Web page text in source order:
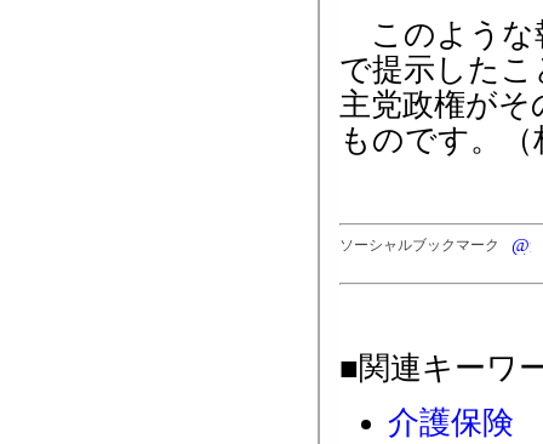
このような
で提示したこ
主党政権が
ものです。
ソーシャルブックマーク
■関連キーワ
介護保険